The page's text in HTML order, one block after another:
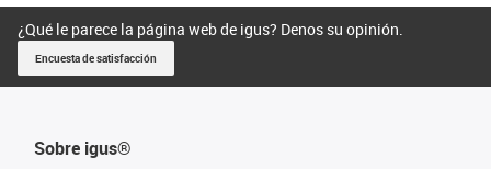
¿Qué le parece la página web de igus? Denos su opinión.
Encuesta de satisfacción
Sobre igus®